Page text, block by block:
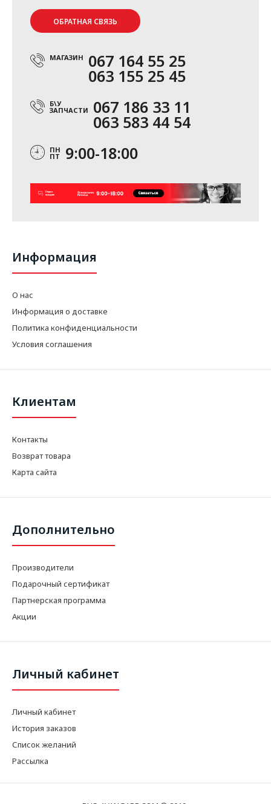
ОБРАТНАЯ СВЯЗЬ
МАГАЗИН 067 164 55 25
063 155 25 45
Б\У
ЗАПЧАСТИ 067 186 33 11
063 583 44 54
ПН
ПТ 9:00-18:00
Информация
О нас
Информация о доставке
Политика конфиденциальности
Условия соглашения
Клиентам
Контакты
Возврат товара
Карта сайта
Дополнительно
Производители
Подарочный сертификат
Партнерская программа
Акции
Личный кабинет
Личный кабинет
История заказов
Список желаний
Рассылка